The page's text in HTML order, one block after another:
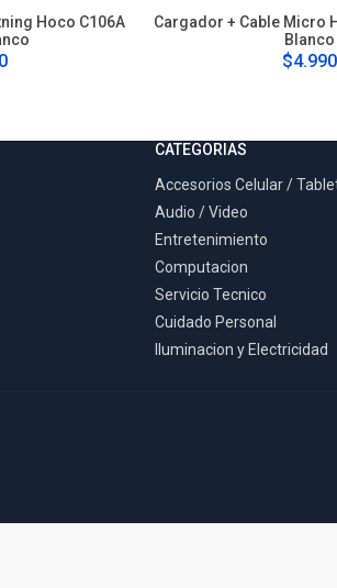
Hoco C106A
Cargador + Cable Micro
Blanco
$4.990
CATEGORIAS
Accesorios Celular /
Audio / Video
Entretenimiento
Computacion
Servicio Tecnico
Cuidado Personal
Iluminacion y Electricidad